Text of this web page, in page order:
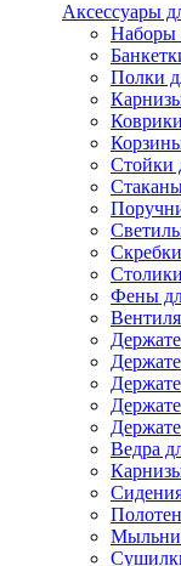
Аксессуары
Наборы
Полки
Стойки
Фены
Ведра